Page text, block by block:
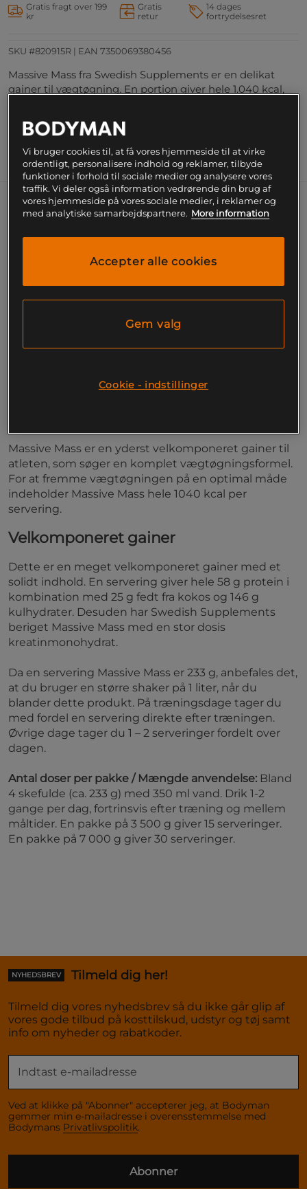
Gratis fragt over 199
kr
Gratis
retur
14 dages
fortrydelsesret
SKU #820915R | EAN 7350069380456
Massive Mass fra Swedish Supplements er en delikat
gainer til vægtøgning. En portion giver hele 1.040 kcal,
Information Næringsværdi og ingredienser
At tage på i vægt kræver et højt indtag af mad
kalorieindtaget markant. Dette er en gainer til
040 kcal per servering og tilsat kreatin.
Fremmer vægtøgning
Med 3 000 mg kreatinCreavolution™
aldrig skuffer dig!
Massive Mass er en yderst velkomponeret gainer til
atleten, som søger en komplet vægtøgningsformel.
For at fremme vægtøgningen på en optimal måde
indeholder Massive Mass hele 1040 kcal per
servering.
Velkomponeret gainer
Dette er en meget velkomponeret gainer med et
solidt indhold. En servering giver hele 58 g protein i
kombination med 25 g fedt fra kokos og 146 g
kulhydrater. Desuden har Swedish Supplements
beriget Massive Mass med en stor dosis
kreatinmonohydrat.
Da en servering Massive Mass er 233 g, anbefales det,
at du bruger en større shaker på 1 liter, når du
blander dette produkt. På træningsdage tager du
med fordel en servering direkte efter træningen.
Øvrige dage tager du 1 – 2 serveringer fordelt over
dagen.
Antal doser per pakke / Mængde anvendelse: Bland
4 skefulde (ca. 233 g) med 350 ml vand. Drik 1-2
gange per dag, fortrinsvis efter træning og mellem
måltider. En pakke på 3 500 g giver 15 serveringer.
En pakke på 7 000 g giver 30 serveringer.
NYHEDSBREV Tilmeld dig her!
Tilmeld dig vores nyhedsbrev så du ikke går glip af
vores gode tilbud på kosttilskud, udstyr og tøj samt
info om nyheder og rabatkoder.
Ved at klikke på "Abonner" accepterer jeg, at Bodyman
gemmer min e-mailadresse i overensstemmelse med
Bodymans Privatlivspolitik.
Abonner
Vi bruger cookies til, at få vores hjemmeside til at virke
ordentligt, personalisere indhold og reklamer, tilbyde
funktioner i forhold til sociale medier og analysere vores
traffik. Vi deler også information vedrørende din brug af
vores hjemmeside på vores sociale medier, i reklamer og
med analytiske samarbejdspartnere. More information
Accepter alle cookies
Gem valg
Cookie - indstillinger